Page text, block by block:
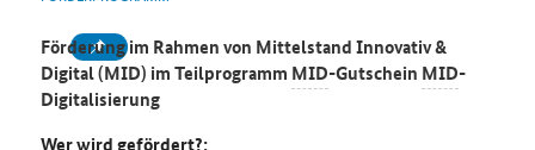
Förderung im Rahmen von Mittelstand Innovativ &
Digital (MID) im Teilprogramm MID-Gutschein MID-
Digitalisierung
Wer wird gefördert?: